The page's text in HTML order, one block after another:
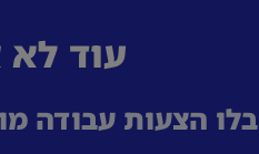
עוד לא
הצעות עבודה